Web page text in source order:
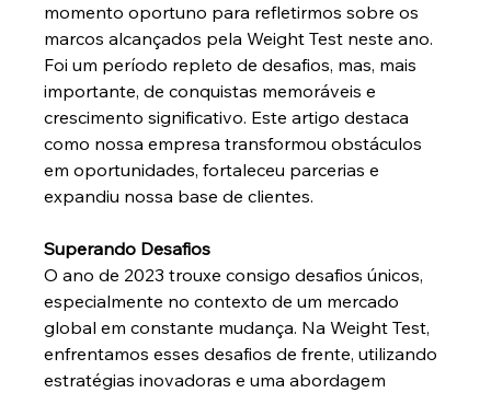
momento oportuno para refletirmos sobre os
marcos alcançados pela Weight Test neste ano.
Foi um período repleto de desafios, mas, mais
importante, de conquistas memoráveis e
crescimento significativo. Este artigo destaca
como nossa empresa transformou obstáculos
em oportunidades, fortaleceu parcerias e
expandiu nossa base de clientes.
Superando Desafios
O ano de 2023 trouxe consigo desafios únicos,
especialmente no contexto de um mercado
global em constante mudança. Na Weight Test,
enfrentamos esses desafios de frente, utilizando
estratégias inovadoras e uma abordagem